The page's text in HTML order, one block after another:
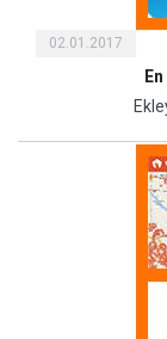
02.01.2017